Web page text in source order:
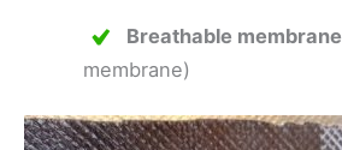
Breathable membrane
membrane)